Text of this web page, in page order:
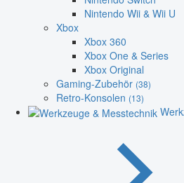
Nintendo Wii & Wii U
Xbox
Xbox 360
Xbox One & Series
Xbox Original
Gaming-Zubehör (38)
Retro-Konsolen (13)